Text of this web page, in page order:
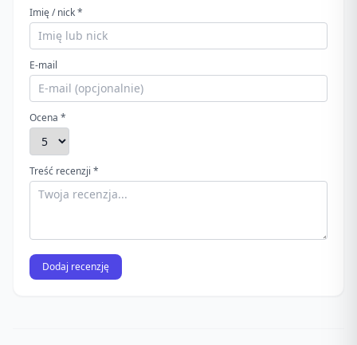
Imię / nick *
E-mail
Ocena *
Treść recenzji *
Dodaj recenzję